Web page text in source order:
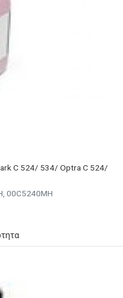
C 524/ 534/ Optra C 524/
00C5240MH